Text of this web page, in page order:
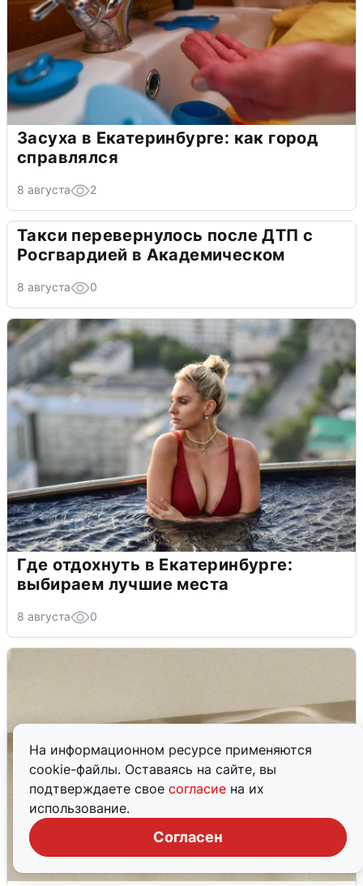
На информационном ресурсе применяются
cookie-файлы. Оставаясь на сайте, вы
подтверждаете свое согласие на их
использование.
Согласен
Засуха в Екатеринбурге: как город
справлялся
8 августа 2
Такси перевернулось после ДТП с
Росгвардией в Академическом
8 августа 0
Где отдохнуть в Екатеринбурге:
выбираем лучшие места
8 августа 0